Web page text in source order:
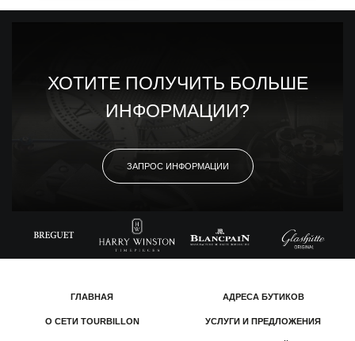
ХОТИТЕ ПОЛУЧИТЬ БОЛЬШЕ
ИНФОРМАЦИИ?
ЗАПРОС ИНФОРМАЦИИ
ГЛАВНАЯ
О СЕТИ TOURBILLON
АДРЕСА БУТИКОВ
УСЛУГИ И ПРЕДЛОЖЕНИЯ